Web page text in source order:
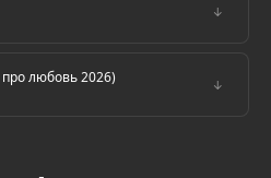
↓
любовь 2026) ↓